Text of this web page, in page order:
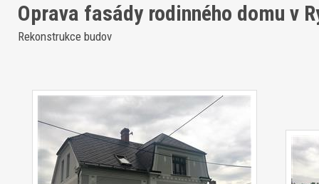
Oprava fasády rodinného domu v
Rekonstrukce budov